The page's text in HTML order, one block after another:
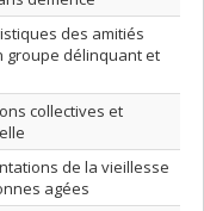
des amitiés
groupe délinquant et
collectives et
de la vieillesse
agées